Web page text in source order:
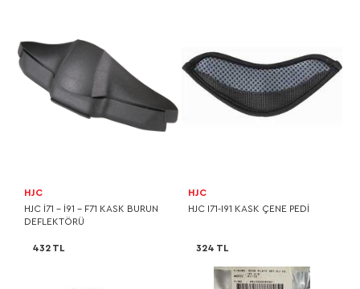
HJC
HJC I71 - I91 - F71 KASK BURUN
DEFLEKTÖRÜ
432 TL
HJC
HJC I71-I91 KASK ÇENE PEDİ
324 TL